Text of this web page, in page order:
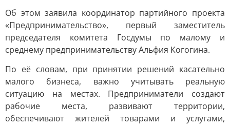
Об этом заявила координатор партийного проекта
«Предпринимательство», первый заместитель
председателя комитета Госдумы по малому и
среднему предпринимательству Альфия Когогина.
По её словам, при принятии решений касательно
малого бизнеса, важно учитывать реальную
ситуацию на местах. Предприниматели создают
рабочие места, развивают территории,
обеспечивают жителей товарами и услугами,